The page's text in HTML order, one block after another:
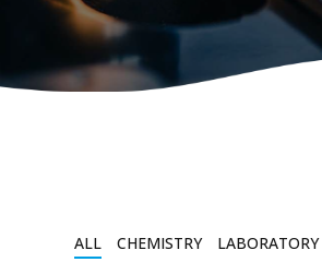
ALL CHEMISTRY LABORATORY